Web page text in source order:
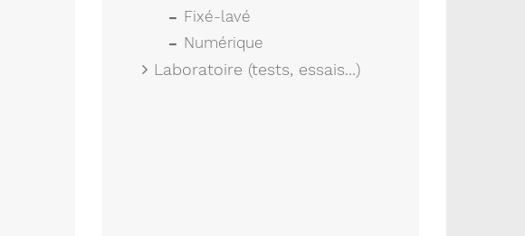
Fixé-lavé
Numérique
Laboratoire (tests, essais...)